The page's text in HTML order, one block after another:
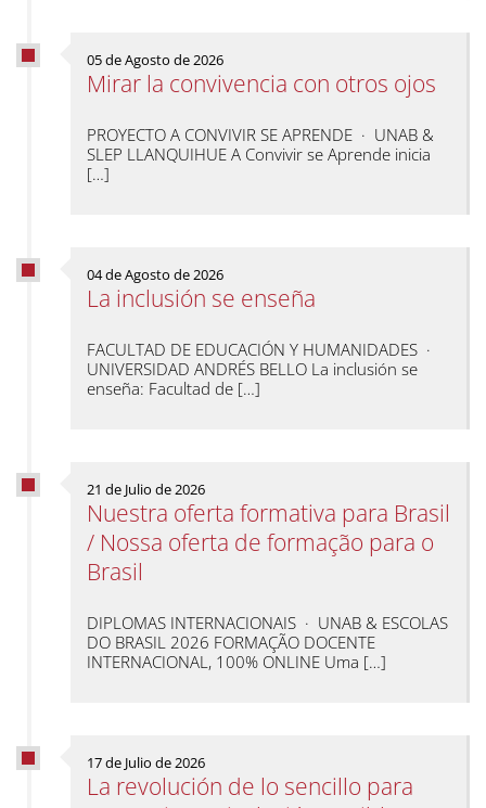
05 de Agosto de 2026
Mirar la convivencia con otros ojos
PROYECTO A CONVIVIR SE APRENDE · UNAB &
SLEP LLANQUIHUE A Convivir se Aprende inicia
[…]
04 de Agosto de 2026
La inclusión se enseña
FACULTAD DE EDUCACIÓN Y HUMANIDADES ·
UNIVERSIDAD ANDRÉS BELLO La inclusión se
enseña: Facultad de […]
21 de Julio de 2026
Nuestra oferta formativa para Brasil
/ Nossa oferta de formação para o
Brasil
DIPLOMAS INTERNACIONAIS · UNAB & ESCOLAS
DO BRASIL 2026 FORMAÇÃO DOCENTE
INTERNACIONAL, 100% ONLINE Uma […]
17 de Julio de 2026
La revolución de lo sencillo para